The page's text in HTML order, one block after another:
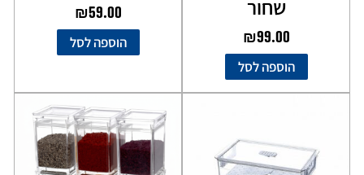
שחור
₪99.00
הוספה לסל
₪59.00
הוספה לסל